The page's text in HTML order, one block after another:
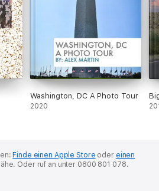
Washington, DC A Photo Tour
2020
Finde einen Apple Store oder einen
Oder ruf an unter 0800 801 078.